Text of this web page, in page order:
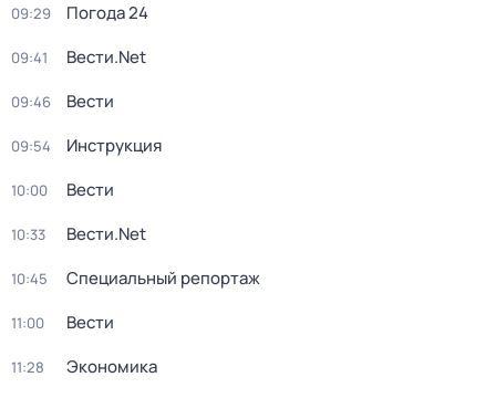
09:29 Погода 24
09:41 Вести.Net
09:46 Вести
09:54 Инструкция
10:00 Вести
10:33 Вести.Net
10:45 Специальный репортаж
11:00 Вести
11:28 Экономика